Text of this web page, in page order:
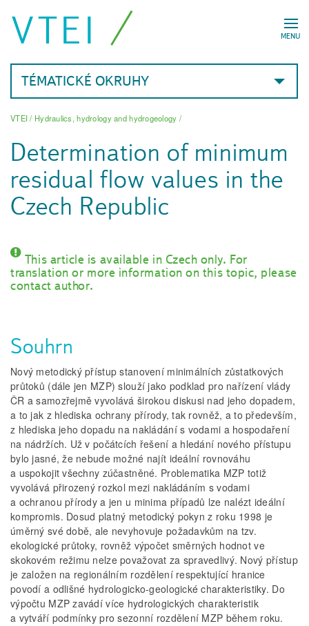
MENU
VTEI
TÉMATICKÉ OKRUHY
VTEI/ Hydraulics, hydrology and hydrogeology /
Determination of minimum
residual flow values in the
Czech Republic
This article is available in Czech only. For
translation or more information on this topic, please
contact author.
Souhrn
Nový metodický přístup stanovení minimálních zůstatkových
průtoků (dále jen MZP) slouží jako podklad pro nařízení vlády
ČR a samozřejmě vyvolává širokou diskusi nad jeho dopadem,
a to jak z hlediska ochrany přírody, tak rovněž, a to především,
z hlediska jeho dopadu na nakládání s vodami a hospodaření
na nádržích. Už v počátcích řešení a hledání nového přístupu
bylo jasné, že nebude možné najít ideální rovnováhu
a uspokojit všechny zúčastněné. Problematika MZP totiž
vyvolává přirozený rozkol mezi nakládáním s vodami
a ochranou přírody a jen u minima případů lze nalézt ideální
kompromis. Dosud platný metodický pokyn z roku 1998 je
úměrný své době, ale nevyhovuje požadavkům na tzv.
ekologické průtoky, rovněž výpočet směrných hodnot ve
skokovém režimu nelze považovat za spravedlivý. Nový přístup
je založen na regionálním rozdělení respektující hranice
povodí a odlišné hydrologicko-geologické charakteristiky. Do
výpočtu MZP zavádí více hydrologických charakteristik
a vytváří podmínky pro sezonní rozdělení MZP během roku.